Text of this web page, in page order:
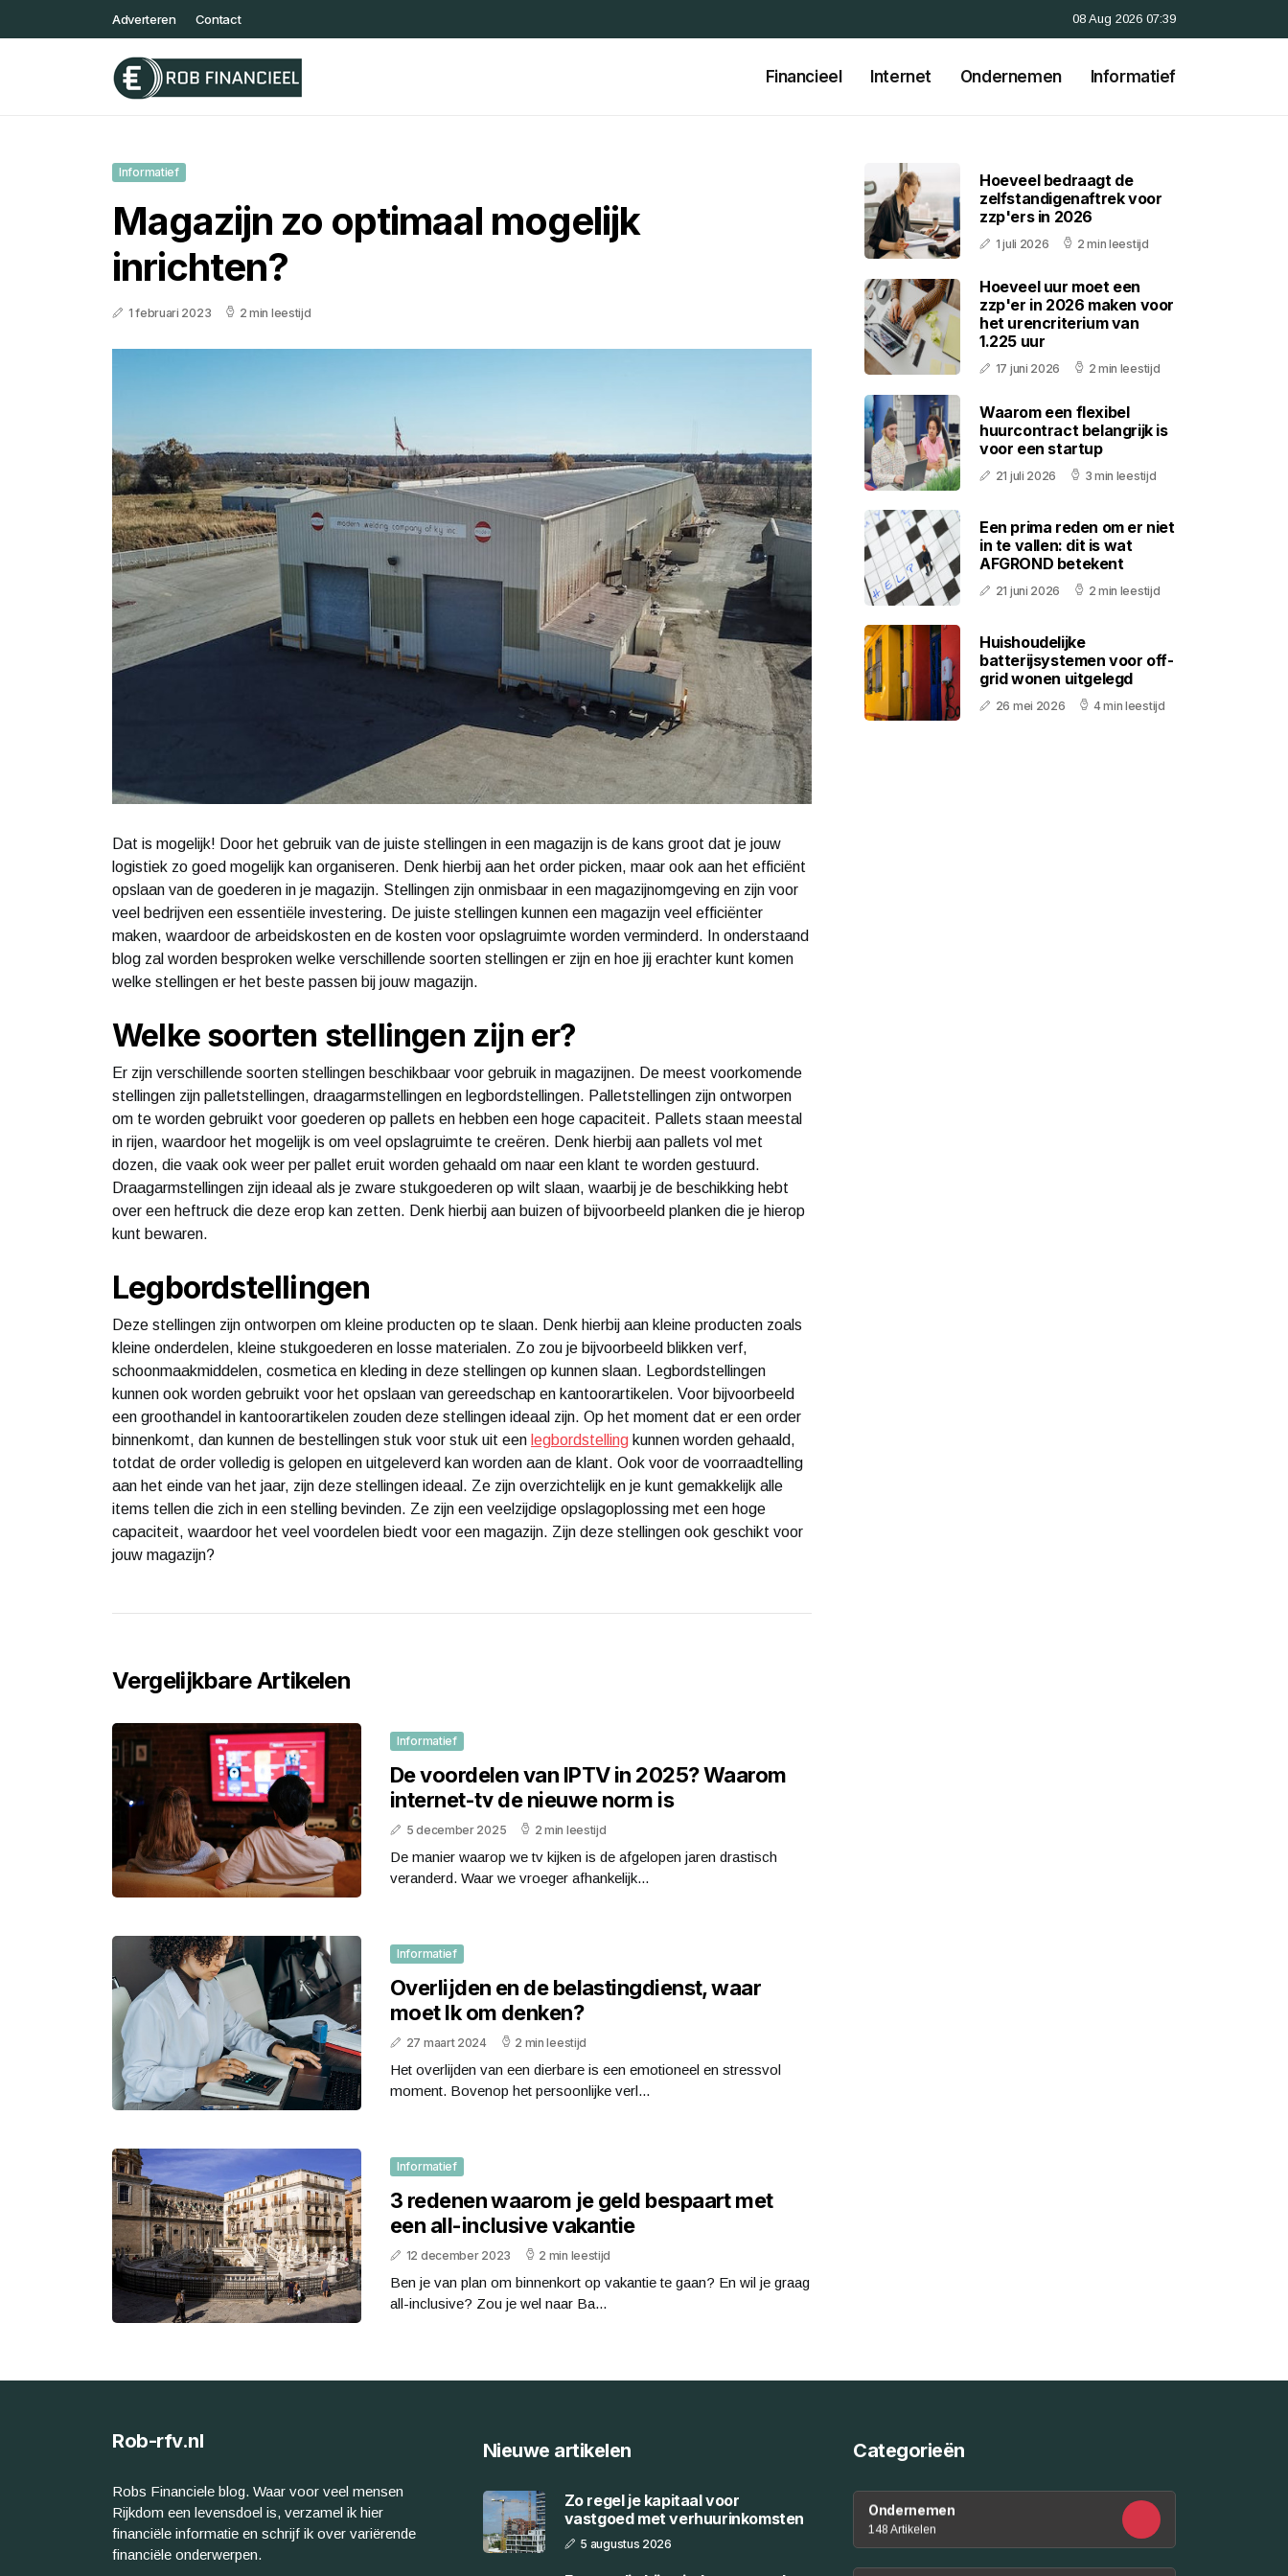
Adverteren Contact 08 Aug 2026 07:39
Financieel Internet Ondernemen Informatief
Informatief
Magazijn zo optimaal mogelijk
inrichten?
1 februari 2023 2 min leestijd
Dat is mogelijk! Door het gebruik van de juiste stellingen in een magazijn is de kans groot dat je jouw
logistiek zo goed mogelijk kan organiseren. Denk hierbij aan het order picken, maar ook aan het efficiënt
opslaan van de goederen in je magazijn. Stellingen zijn onmisbaar in een magazijnomgeving en zijn voor
veel bedrijven een essentiële investering. De juiste stellingen kunnen een magazijn veel efficiënter
maken, waardoor de arbeidskosten en de kosten voor opslagruimte worden verminderd. In onderstaand
blog zal worden besproken welke verschillende soorten stellingen er zijn en hoe jij erachter kunt komen
welke stellingen er het beste passen bij jouw magazijn.
Welke soorten stellingen zijn er?
Er zijn verschillende soorten stellingen beschikbaar voor gebruik in magazijnen. De meest voorkomende
stellingen zijn palletstellingen, draagarmstellingen en legbordstellingen. Palletstellingen zijn ontworpen
om te worden gebruikt voor goederen op pallets en hebben een hoge capaciteit. Pallets staan meestal
in rijen, waardoor het mogelijk is om veel opslagruimte te creëren. Denk hierbij aan pallets vol met
dozen, die vaak ook weer per pallet eruit worden gehaald om naar een klant te worden gestuurd.
Draagarmstellingen zijn ideaal als je zware stukgoederen op wilt slaan, waarbij je de beschikking hebt
over een heftruck die deze erop kan zetten. Denk hierbij aan buizen of bijvoorbeeld planken die je hierop
kunt bewaren.
Legbordstellingen
Deze stellingen zijn ontworpen om kleine producten op te slaan. Denk hierbij aan kleine producten zoals
kleine onderdelen, kleine stukgoederen en losse materialen. Zo zou je bijvoorbeeld blikken verf,
schoonmaakmiddelen, cosmetica en kleding in deze stellingen op kunnen slaan. Legbordstellingen
kunnen ook worden gebruikt voor het opslaan van gereedschap en kantoorartikelen. Voor bijvoorbeeld
een groothandel in kantoorartikelen zouden deze stellingen ideaal zijn. Op het moment dat er een order
binnenkomt, dan kunnen de bestellingen stuk voor stuk uit een legbordstelling kunnen worden gehaald,
totdat de order volledig is gelopen en uitgeleverd kan worden aan de klant. Ook voor de voorraadtelling
aan het einde van het jaar, zijn deze stellingen ideaal. Ze zijn overzichtelijk en je kunt gemakkelijk alle
items tellen die zich in een stelling bevinden. Ze zijn een veelzijdige opslagoplossing met een hoge
capaciteit, waardoor het veel voordelen biedt voor een magazijn. Zijn deze stellingen ook geschikt voor
jouw magazijn?
Vergelijkbare Artikelen
Informatief
De voordelen van IPTV in 2025? Waarom
internet-tv de nieuwe norm is
5 december 2025 2 min leestijd
De manier waarop we tv kijken is de afgelopen jaren drastisch
veranderd. Waar we vroeger afhankelijk...
Informatief
Overlijden en de belastingdienst, waar
moet Ik om denken?
27 maart 2024 2 min leestijd
Het overlijden van een dierbare is een emotioneel en stressvol
moment. Bovenop het persoonlijke verl...
Informatief
3 redenen waarom je geld bespaart met
een all-inclusive vakantie
12 december 2023 2 min leestijd
Ben je van plan om binnenkort op vakantie te gaan? En wil je graag
all-inclusive? Zou je wel naar Ba...
Hoeveel bedraagt de
zelfstandigenaftrek voor
zzp'ers in 2026
1 juli 2026 2 min leestijd
Hoeveel uur moet een
zzp'er in 2026 maken voor
het urencriterium van
1.225 uur
17 juni 2026 2 min leestijd
Waarom een flexibel
huurcontract belangrijk is
voor een startup
21 juli 2026 3 min leestijd
Een prima reden om er niet
in te vallen: dit is wat
AFGROND betekent
21 juni 2026 2 min leestijd
Huishoudelijke
batterijsystemen voor off-
grid wonen uitgelegd
26 mei 2026 4 min leestijd
Rob-rfv.nl
Robs Financiele blog. Waar voor veel mensen
Rijkdom een levensdoel is, verzamel ik hier
financiële informatie en schrijf ik over variërende
financiële onderwerpen.
Nieuwe artikelen
Zo regel je kapitaal voor
vastgoed met verhuurinkomsten
5 augustus 2026
Categorieën
Ondernemen
148 Artikelen